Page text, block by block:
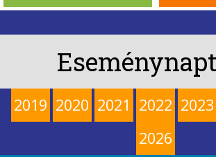
2019 2020 2021 2022 2023
2026